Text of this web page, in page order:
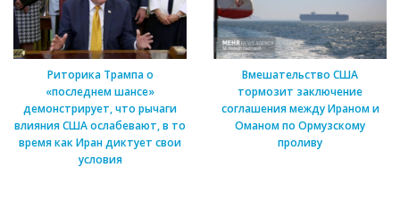
Риторика Трампа о
«последнем шансе»
демонстрирует, что рычаги
влияния США ослабевают, в то
время как Иран диктует свои
условия
Вмешательство США
тормозит заключение
соглашения между Ираном и
Оманом по Ормузскому
проливу